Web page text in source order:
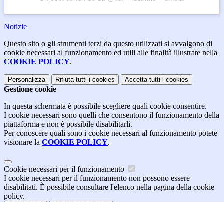
Notizie
Questo sito o gli strumenti terzi da questo utilizzati si avvalgono di
cookie necessari al funzionamento ed utili alle finalità illustrate nella
COOKIE POLICY.
Personalizza Rifiuta tutti i cookies Accetta tutti i cookies
Gestione cookie
In questa schermata è possibile scegliere quali cookie consentire.
I cookie necessari sono quelli che consentono il funzionamento della
piattaforma e non è possibile disabilitarli.
Per conoscere quali sono i cookie necessari al funzionamento potete
visionare la COOKIE POLICY.
Cookie necessari per il funzionamento
I cookie necessari per il funzionamento non possono essere
disabilitati. È possibile consultare l'elenco nella pagina della cookie
policy.